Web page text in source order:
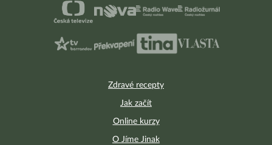
Zdravé recepty
Jak začít
Online kurzy
O Jíme Jinak